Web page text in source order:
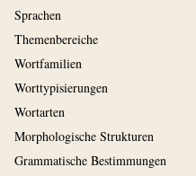
Sprachen
Themenbereiche
Wortfamilien
Worttypisierungen
Wortarten
Morphologische Strukturen
Grammatische Bestimmungen